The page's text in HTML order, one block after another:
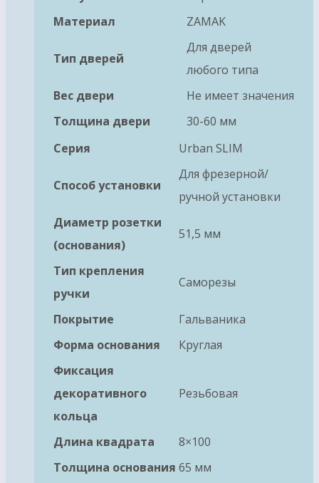
Материал
ZAMAK
Тип дверей
Для дверей
любого типа
Вес двери
Не имеет значения
Толщина двери
30-60 мм
Серия
Urban SLIM
Способ установки
Для фрезерной/
ручной установки
Диаметр розетки
(основания)
51,5 мм
Тип крепления
ручки
Саморезы
Покрытие
Гальваника
Форма основания
Круглая
Фиксация
декоративного
кольца
Резьбовая
Длина квадрата
8×100
Толщина основания 65 мм